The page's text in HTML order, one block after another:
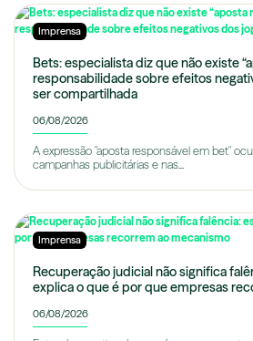
Imprensa
Bets: especialista diz que não existe
responsabilidade sobre efeitos
ser compartilhada
06/08/2026
A expressão "aposta responsável em bet"
campanhas publicitárias e nas...
Imprensa
Recuperação judicial não significa
explica o que é por que empresas
06/08/2026